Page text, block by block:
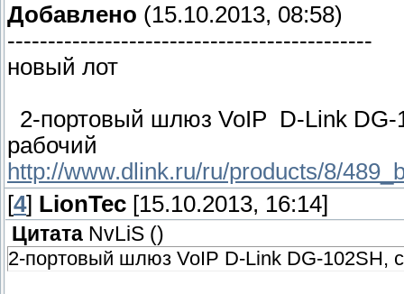
Добавлено (15.10.2013, 08:58)
---------------------------------------------
новый лот
2-портовый шлюз VoIP D-Link DG-
рабочий
http://www.dlink.ru/ru/products/8/
[4] LionTec [15.10.2013, 16:14]
Цитата NvLiS ()
2-портовый шлюз VoIP D-Link DG-102SH,